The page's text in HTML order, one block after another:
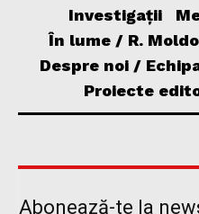
Investigații
În lume / R.
Despre noi /
Proiecte
Abonează-te la